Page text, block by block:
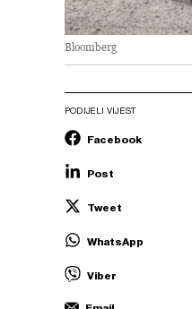
Bloomberg
PODIJELI VIJEST
Facebook
Post
Tweet
WhatsApp
Viber